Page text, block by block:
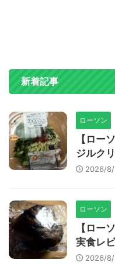
新着記事
ローソン
【ロー
ジルク
2026/
ローソン
【ロー
実食レ
2026/